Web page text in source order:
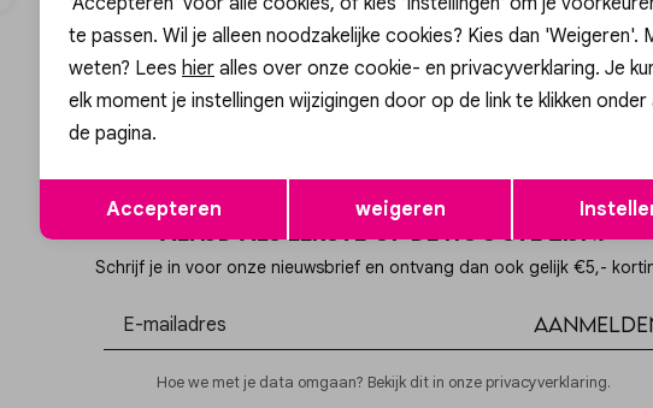
SLEUTELHANGER CITROEN SLEUTELHANGER CITROEN JE18225 TELEFOONKOORD
14,99
Schrijf je in voor onze nieuwsbrief en ontvang dan ook gelijk €5,-
Hoe we met je data omgaan? Bekijk dit in onze privacyverklaring.
Opslaan
te passen. Wil je alleen noodzakelijke cookies? Kies dan 'Weigeren'.
weten? Lees hier alles over onze cookie- en privacyverklaring. Je
elk moment je instellingen wijzigingen door op de link te klikken onder
de pagina.
Accepteren weigeren